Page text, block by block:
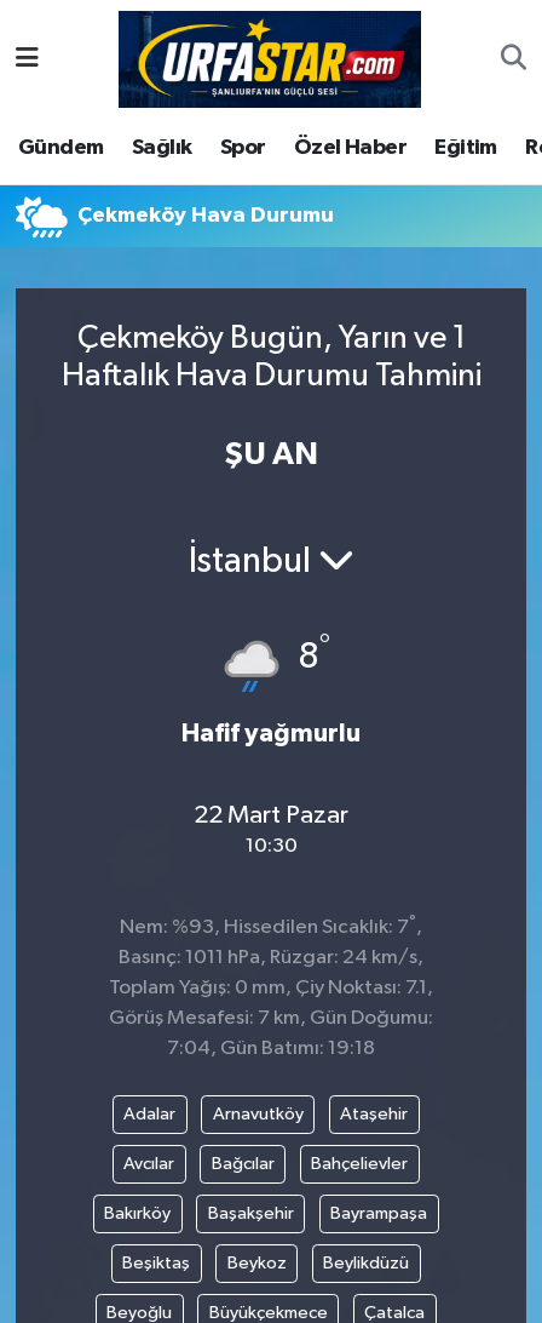
Gündem Sağlık Spor Özel Haber Eğitim
Çekmeköy Hava Durumu
Çekmeköy Bugün, Yarın ve 1
Haftalık Hava Durumu Tahmini
ŞU AN
İstanbul
8°
Hafif yağmurlu
22 Mart Pazar
10:30
Nem: %93, Hissedilen Sıcaklık: 7° ,
Basınç: 1011 hPa, Rüzgar: 24 km/s,
Toplam Yağış: 0 mm, Çiy Noktası: 7.1,
Görüş Mesafesi: 7 km, Gün Doğumu:
7:04, Gün Batımı: 19:18
Adalar Arnavutköy Ataşehir
Avcılar Bağcılar Bahçelievler
Bakırköy Başakşehir Bayrampaşa
Beşiktaş Beykoz Beylikdüzü
Beyoğlu Büyükçekmece Çatalca
ASAYİS
ÇEVRE
DUNYA
Ekonomi
Şanlıurfa Nöbetçi Eczaneler
Şanlıurfa Hava Durumu
Şanlıurfa Namaz Vakitleri
Süper Lig Puan Durumu ve Fikstür
Son Dakika Haberleri